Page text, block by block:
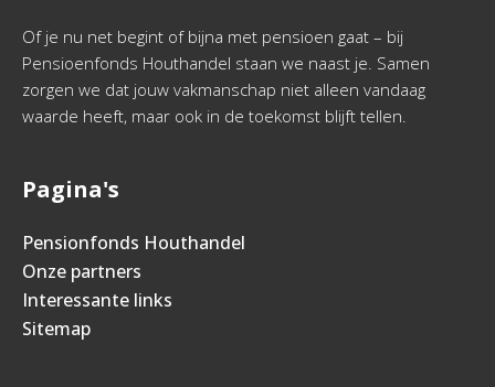
Of je nu net begint of bijna met pensioen gaat – bij
Pensioenfonds Houthandel staan we naast je. Samen
zorgen we dat jouw vakmanschap niet alleen vandaag
waarde heeft, maar ook in de toekomst blijft tellen.
Pagina's
Pensionfonds Houthandel
Onze partners
Interessante links
Sitemap